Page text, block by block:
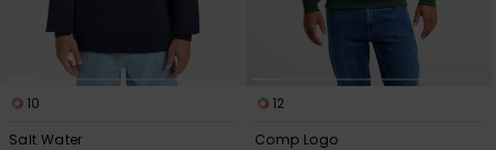
10
Salt Water
12
Comp Logo